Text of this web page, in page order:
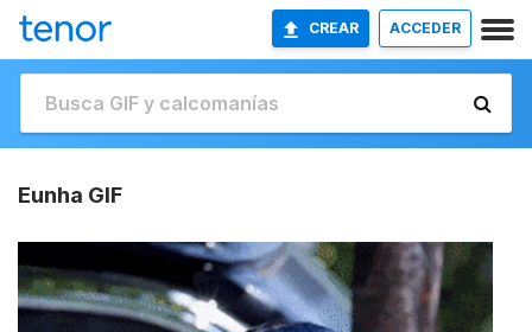
CREAR ACCEDER
Eunha GIF